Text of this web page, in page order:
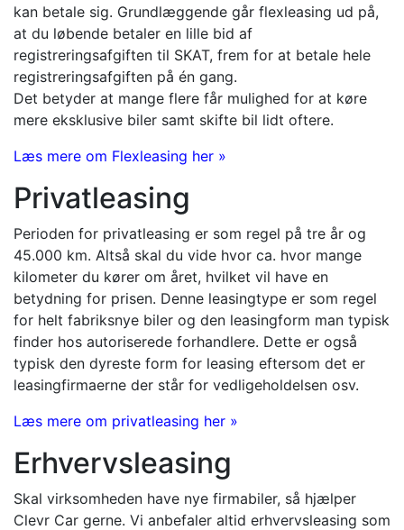
kan betale sig. Grundlæggende går flexleasing ud på,
at du løbende betaler en lille bid af
registreringsafgiften til SKAT, frem for at betale hele
registreringsafgiften på én gang.
Det betyder at mange flere får mulighed for at køre
mere eksklusive biler samt skifte bil lidt oftere.
Læs mere om Flexleasing her »
Privatleasing
Perioden for privatleasing er som regel på tre år og
45.000 km. Altså skal du vide hvor ca. hvor mange
kilometer du kører om året, hvilket vil have en
betydning for prisen. Denne leasingtype er som regel
for helt fabriksnye biler og den leasingform man typisk
finder hos autoriserede forhandlere. Dette er også
typisk den dyreste form for leasing eftersom det er
leasingfirmaerne der står for vedligeholdelsen osv.
Læs mere om privatleasing her »
Erhvervsleasing
Skal virksomheden have nye firmabiler, så hjælper
Clevr Car gerne. Vi anbefaler altid erhvervsleasing som